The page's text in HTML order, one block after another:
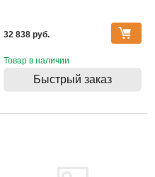
32 838 pуб.
Товар в наличии
Быстрый заказ